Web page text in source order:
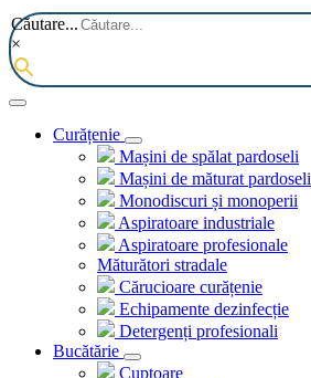
Căutare...
×
Curățenie
Mașini de spălat pardoseli
Mașini de măturat pardoseli
Monodiscuri și monoperii
Aspiratoare industriale
Aspiratoare profesionale
Măturători stradale
Cărucioare curățenie
Echipamente dezinfecție
Detergenți profesionali
Bucătărie
Cuptoare